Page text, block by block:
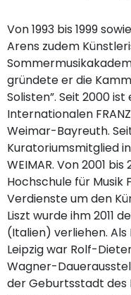
Von 1993 bis 1999
Arens zudem
gründete er die
Solisten”. Seit 2000
Internationalen
Weimar-Bayreuth.
Kuratoriumsmitglied in
WEIMAR. Von 2001
Hochschule für Musik
Verdienste um den
Liszt wurde ihm 2011
(Italien) verliehen.
Leipzig war Rolf-
Wagner-
der Geburtsstadt des